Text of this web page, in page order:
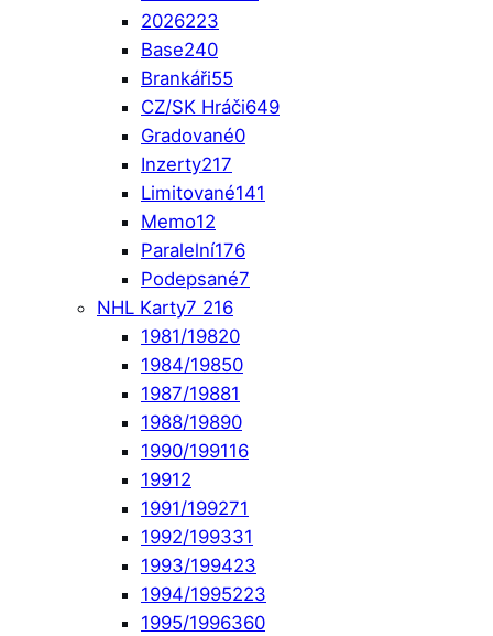
2026223
Base240
Brankáři55
CZ/SK Hráči649
Gradované0
Inzerty217
Limitované141
Memo12
Paralelní176
Podepsané7
NHL Karty7 216
1981/19820
1984/19850
1987/19881
1988/19890
1990/199116
19912
1991/199271
1992/199331
1993/199423
1994/1995223
1995/1996360